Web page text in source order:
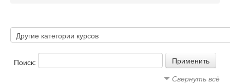
Поиск:
Свернуть всё